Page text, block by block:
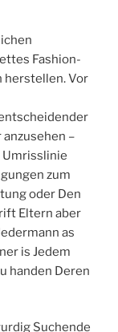
Fashion-
herstellen. Vor
–
zum
oder Den
Eltern aber
as
is Jedem
handen Deren
Suchende